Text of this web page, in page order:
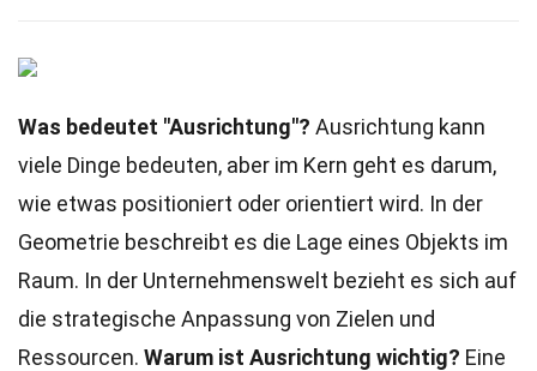
Was bedeutet "Ausrichtung"? Ausrichtung kann
viele Dinge bedeuten, aber im Kern geht es darum,
wie etwas positioniert oder orientiert wird. In der
Geometrie beschreibt es die Lage eines Objekts im
Raum. In der Unternehmenswelt bezieht es sich auf
die strategische Anpassung von Zielen und
Ressourcen. Warum ist Ausrichtung wichtig? Eine